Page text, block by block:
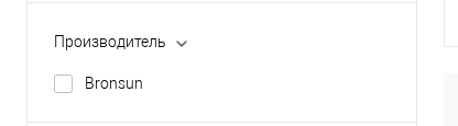
Производитель
Bronsun